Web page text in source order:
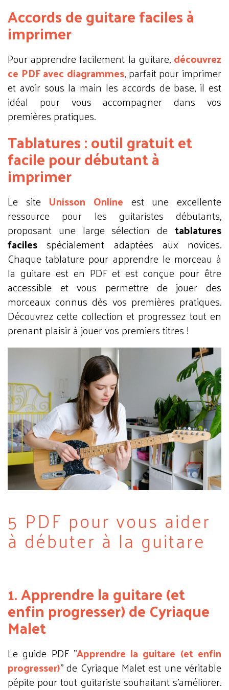
Accords de guitare faciles à
imprimer
Pour apprendre facilement la guitare,découvrez
ce PDF avec diagrammes, parfait pour imprimer
et avoir sous la main les accords de base, il est
idéal pour vous accompagner dans vos
premières pratiques.
Tablatures : outil gratuit et
facile pour débutant à
imprimer
Le site Unisson Online est une excellente
ressource pour les guitaristes débutants,
proposant une large sélection de tablatures
faciles spécialement adaptées aux novices.
Chaque tablature pour apprendre le morceau à
la guitare est en PDF et est conçue pour être
accessible et vous permettre de jouer des
morceaux connus dès vos premières pratiques.
Découvrez cette collection et progressez tout en
prenant plaisir à jouer vos premiers titres !
5 PDF pour vous aider
à débuter à la guitare
1. Apprendre la guitare (et
enfin progresser) de Cyriaque
Malet
Le guide PDF "Apprendre la guitare (et enfin
progresser)" de Cyriaque Malet est une véritable
pépite pour tout guitariste souhaitant s'améliorer.